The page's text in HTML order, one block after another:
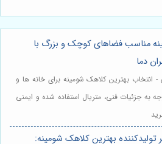
مناسب فضاهای کوچک و بزرگ با
دما
- انتخاب بهترین کلاهک شومینه برای خانه ها و
به جزئیات فنی، متریال استفاده شده و ایمنی
تولیدکننده بهترین کلاهک شومینه: